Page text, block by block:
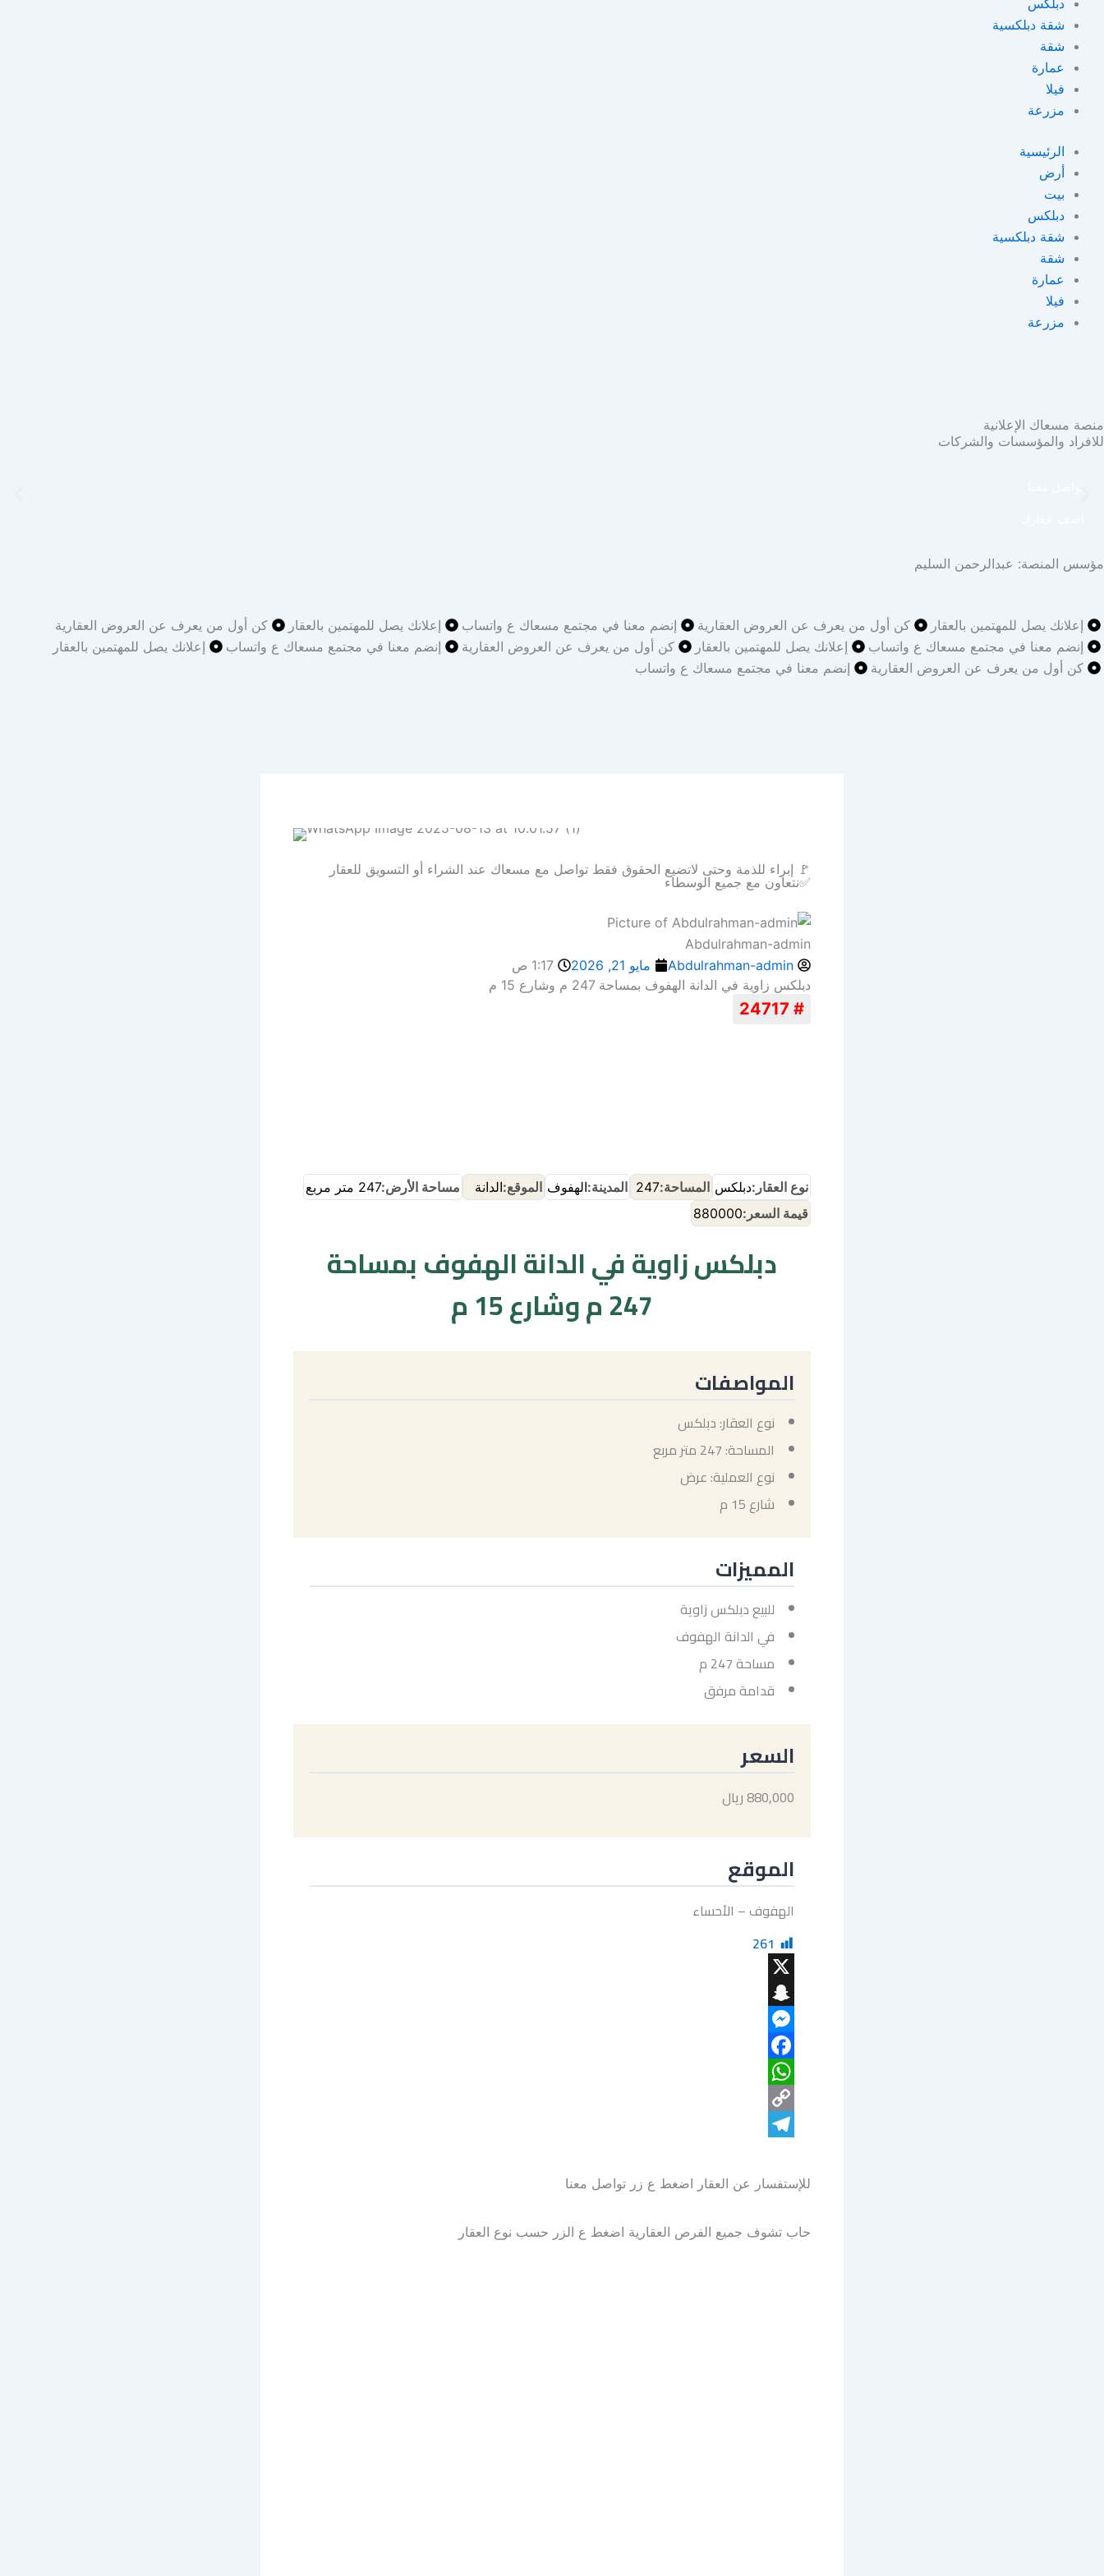
دبلكس
شقة دبلكسية
شقة
عمارة
فيلا
مزرعة
الرئيسية
أرض
بيت
دبلكس
شقة دبلكسية
شقة
عمارة
فيلا
مزرعة
منصة مسعاك الإعلانية
للافراد والمؤسسات والشركات
مؤسس المنصة: عبدالرحمن السليم
إعلانك يصل للمهتمين بالعقار كن أول من يعرف عن العروض العقارية إنضم معنا في مجتمع مسعاك ع واتساب إعلانك يصل للمهتمين بالعقار
كن أول من يعرف عن العروض العقارية
إنضم معنا في مجتمع مسعاك ع واتساب
إعلانك يصل للمهتمين بالعقار كن أول من يعرف عن العروض العقارية إنضم معنا في مجتمع مسعاك ع واتساب
إعلانك يصل للمهتمين بالعقار
كن أول من يعرف عن العروض العقارية
إنضم معنا في مجتمع مسعاك ع واتساب
🚩 إبراء للذمة وحتى لاتضيع الحقوق فقط تواصل مع مسعاك عند الشراء أو التسويق للعقار
✅نتعاون مع جميع الوسطاء
Abdulrahman-admin
Abdulrahman-admin
مايو 21, 2026
1:17 ص
دبلكس زاوية في الدانة الهفوف بمساحة 247 م وشارع 15 م
# 24717
نوع العقار:دبلكس المساحة:247 المدينة:الهفوف الموقع:الدانة مساحة الأرض:247 متر مربع
قيمة السعر:880000
دبلكس زاوية في الدانة الهفوف بمساحة
247 م وشارع 15 م
المواصفات
نوع العقار: دبلكس
المساحة: 247 متر مربع
نوع العملية: عرض
شارع 15 م
المميزات
للبيع دبلكس زاوية
في الدانة الهفوف
مساحة 247 م
قدامة مرفق
السعر
880,000 ريال
الموقع
الهفوف – الأحساء
261
X
Snapchat
Messenger
Facebook
WhatsApp
Copy
للإستفسار عن العقار اضغط ع زر تواصل معنا
حاب تشوف جميع الفرص العقارية اضغط ع الزر حسب نوع العقار